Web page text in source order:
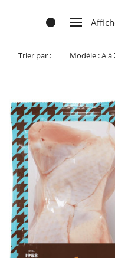
Trier par :